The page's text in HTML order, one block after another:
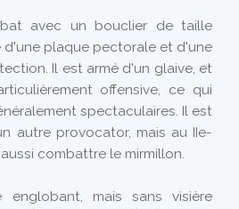
avec un bouclier de taille
d'une plaque pectorale et d'une
Il est armé d'un glaive, et
offensive, ce qui
spectaculaires. Il est
autre provocator, mais au IIe-
combattre le mirmillon.
mais sans visière